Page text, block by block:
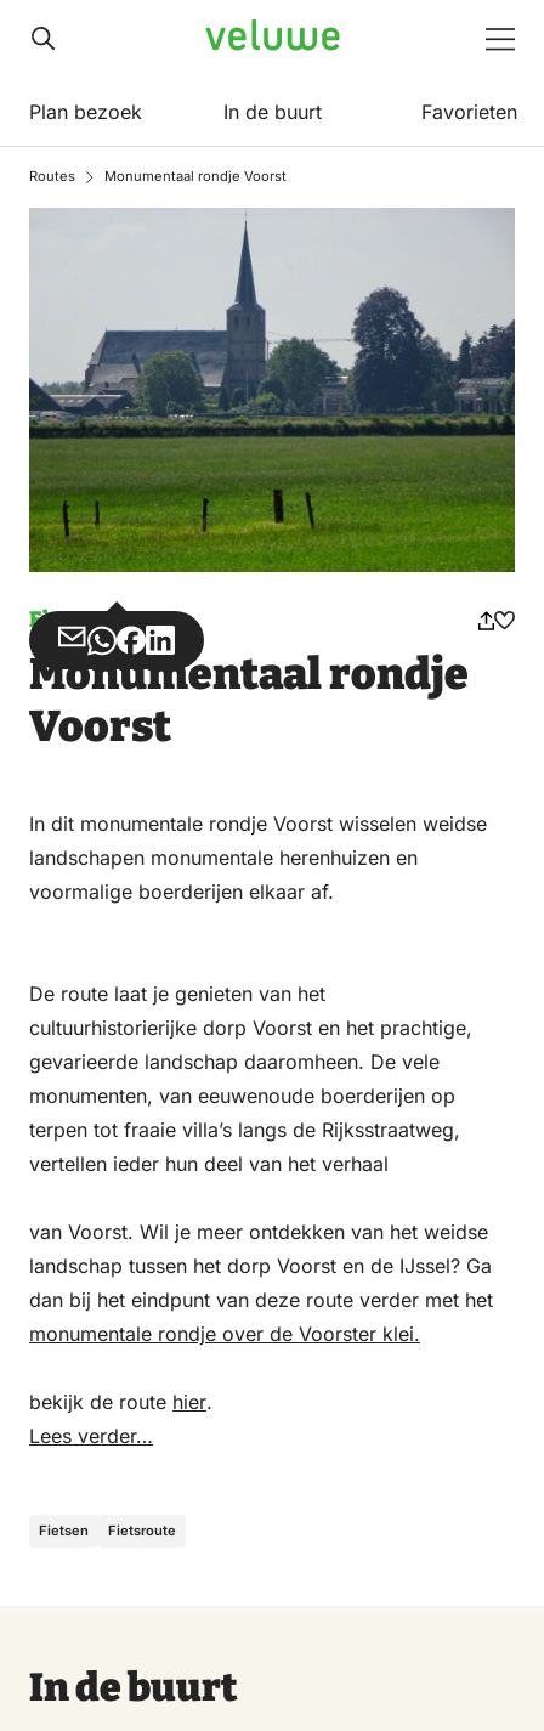
Veluwe
Plan bezoek In de buurt Favorieten
Routes Monumentaal rondje Voorst
Fietsen
Deel
via
Email
Deel
via
WhatsApp
Deel
op
Facebook
Deel
op
LinkedIn
Monumentaal rondje
Voorst
In dit monumentale rondje Voorst wisselen weidse
landschapen monumentale herenhuizen en
voormalige boerderijen elkaar af.
De route laat je genieten van het
cultuurhistorierijke dorp Voorst en het prachtige,
gevarieerde landschap daaromheen. De vele
monumenten, van eeuwenoude boerderijen op
terpen tot fraaie villa’s langs de Rijksstraatweg,
vertellen ieder hun deel van het verhaal
van Voorst. Wil je meer ontdekken van het weidse
landschap tussen het dorp Voorst en de IJssel? Ga
dan bij het eindpunt van deze route verder met het
monumentale rondje over de Voorster klei.
bekijk de route hier.
Lees verder…
Fietsen Fietsroute
In de buurt